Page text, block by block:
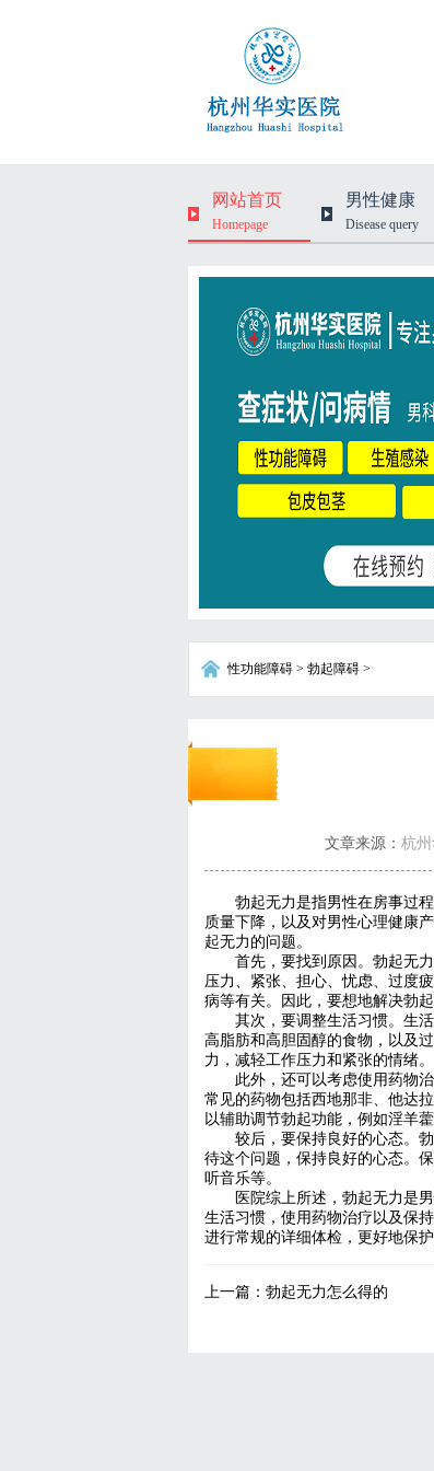
网站首页
Homepage
男性健康
Disease query
性功能障碍 > 勃起障碍 >
文章来源： 杭
勃起无力是指男性在房事过
质量下降，以及对男性心理健康
起无力的问题。
首先，要找到原因。勃起无
压力、紧张、担心、忧虑、过度
病等有关。因此，要想地解决勃
其次，要调整生活习惯。生
高脂肪和高胆固醇的食物，以及
力，减轻工作压力和紧张的情绪。
此外，还可以考虑使用药物
常见的药物包括西地那非、他达
以辅助调节勃起功能，例如淫羊藿
较后，要保持良好的心态。
待这个问题，保持良好的心态。
听音乐等。
医院综上所述，勃起无力是
生活习惯，使用药物治疗以及保
进行常规的详细体检，更好地保护
上一篇： 勃起无力怎么得的